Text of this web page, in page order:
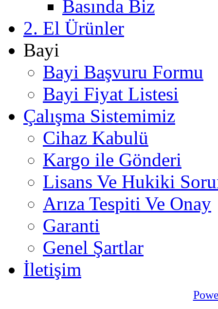
Basında Biz
2. El Ürünler
Bayi
Bayi Başvuru Formu
Bayi Fiyat Listesi
Çalışma Sistemimiz
Cihaz Kabulü
Kargo ile Gönderi
Lisans Ve Hukiki
Arıza Tespiti Ve Onay
Garanti
Genel Şartlar
İletişim